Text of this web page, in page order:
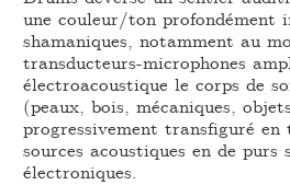
une couleur/ton profondément
shamaniques, notamment au
transducteurs-microphones
électroacoustique le corps de
(peaux, bois, mécaniques,
progressivement transfiguré en
sources acoustiques en de purs
électroniques.